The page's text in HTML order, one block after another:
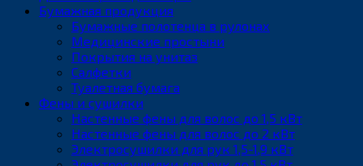
Бумажная продукция
Бумажные полотенца в рулонах
Медицинские простыни
Покрытия на унитаз
Салфетки
Туалетная бумага
Фены и сушилки
Настенные фены для волос до 1,5 кВт
Настенные фены для волос до 2 кВт
Электросушилки для рук 1,5-1,9 кВт